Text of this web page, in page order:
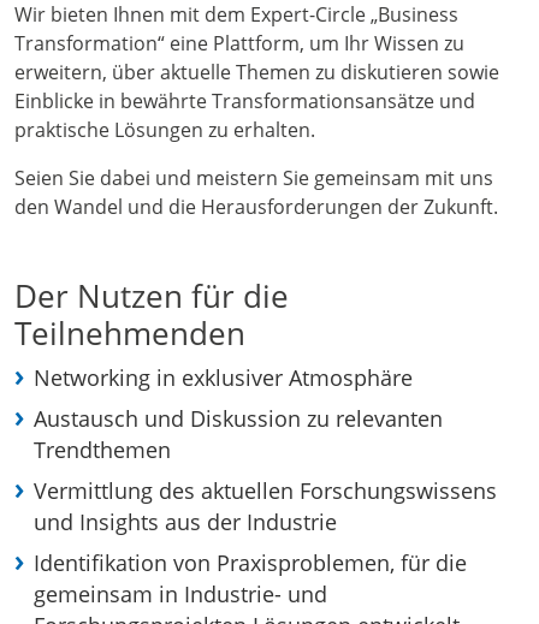
Wir bieten Ihnen mit dem Expert-Circle „Business
Transformation“ eine Plattform, um Ihr Wissen zu
erweitern, über aktuelle Themen zu diskutieren sowie
Einblicke in bewährte Transformationsansätze und
praktische Lösungen zu erhalten.
Seien Sie dabei und meistern Sie gemeinsam mit uns
den Wandel und die Herausforderungen der Zukunft.
Der Nutzen für die
Teilnehmenden
Networking in exklusiver Atmosphäre
Austausch und Diskussion zu relevanten
Trendthemen
Vermittlung des aktuellen Forschungswissens
und Insights aus der Industrie
Identifikation von Praxisproblemen, für die
gemeinsam in Industrie- und